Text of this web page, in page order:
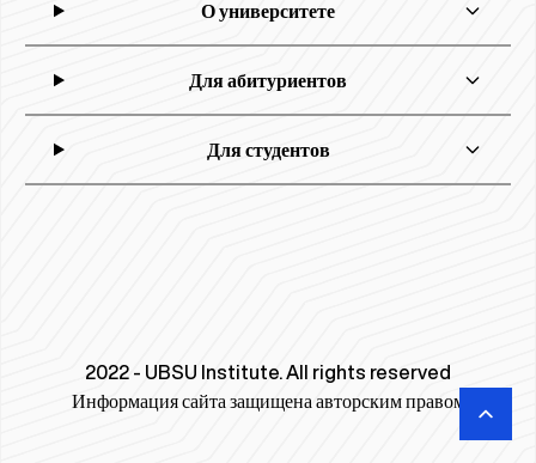
О университете
Для абитуриентов
Для студентов
2022 - UBSU Institute. All rights reserved
Информация сайта защищена авторским правом